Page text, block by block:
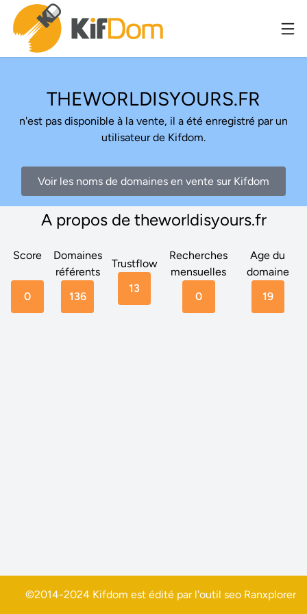
THEWORLDISYOURS.FR
n'est pas disponible à la vente, il a été enregistré par un
utilisateur de Kifdom.
Voir les noms de domaines en vente sur Kifdom
A propos de theworldisyours.fr
Score
0
Domaines
référents
136
Trustflow
13
Recherches
mensuelles
0
Age du
domaine
19
©2014-2024 Kifdom est édité par l'outil seo Ranxplorer